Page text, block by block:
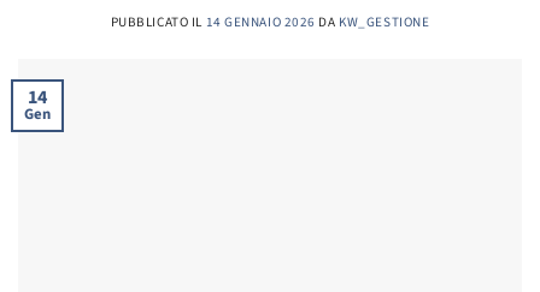
PUBBLICATO IL 14 GENNAIO 2026 DA KW_GESTIONE
14
Gen